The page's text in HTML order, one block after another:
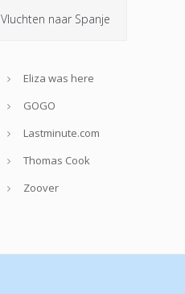
Vluchten naar Spanje
Eliza was here
GOGO
Lastminute.com
Thomas Cook
Zoover